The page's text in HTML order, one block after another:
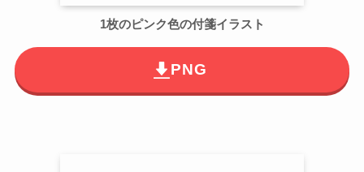
1枚のピンク色の付箋イラスト
PNG